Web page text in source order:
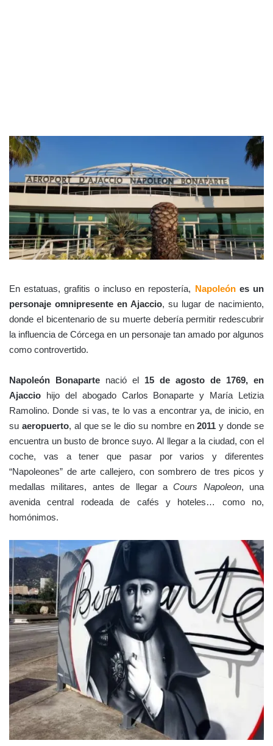
En estatuas, grafitis o incluso en repostería, Napoleónes un
personaje omnipresente en Ajaccio, su lugar de nacimiento,
donde el bicentenario de su muerte debería permitir redescubrir
la influencia de Córcega en un personaje tan amado por algunos
como controvertido.
Napoleón Bonaparte nació el 15 de agosto de 1769, en
Ajaccio hijo del abogado Carlos Bonaparte y María Letizia
Ramolino. Donde si vas, te lo vas a encontrar ya, de inicio, en
su aeropuerto, al que se le dio su nombre en2011 y donde se
encuentra un busto de bronce suyo. Al llegar a la ciudad, con el
coche, vas a tener que pasar por varios y diferentes
“Napoleones” de arte callejero, con sombrero de tres picos y
medallas militares, antes de llegar aCours Napoleon, una
avenida central rodeada de cafés y hoteles… como no,
homónimos.